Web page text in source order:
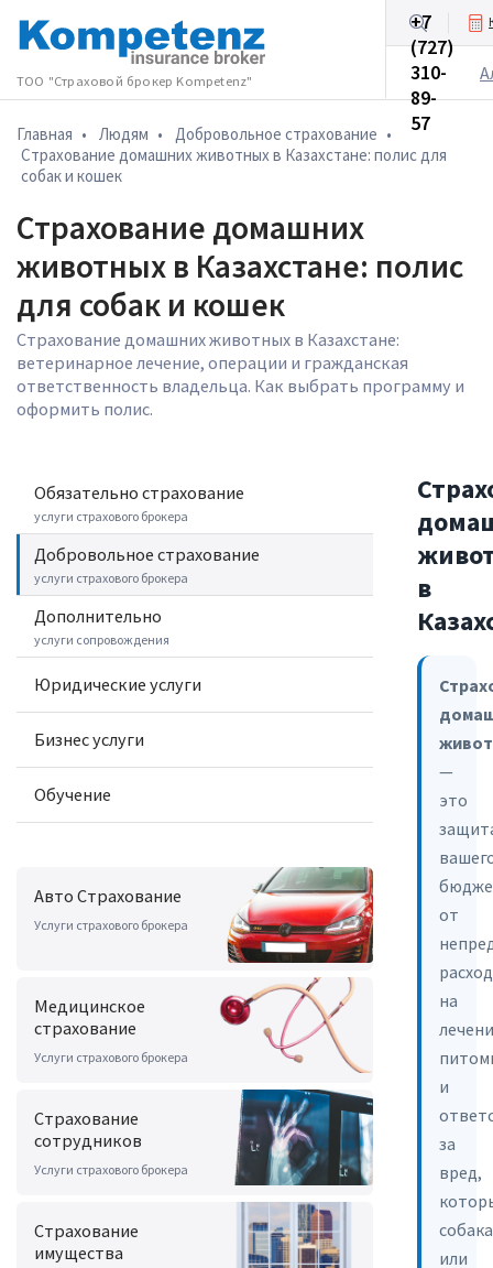
ТОО "Страховой брокер Kompetenz"
Бизнесу
+7
(727)
310-
89-
57
Главная • Людям • Добровольное cтрахование •
Страхование домашних животных в Казахстане: полис для
собак и кошек
Страхование домашних
животных в Казахстане: полис
для собак и кошек
Страхование домашних животных в Казахстане:
ветеринарное лечение, операции и гражданская
ответственность владельца. Как выбрать программу и
оформить полис.
Обязательно страхование
услуги страхового брокера
Добровольное cтрахование
услуги страхового брокера
Дополнительно
услуги сопровождения
Юридические услуги
Бизнес услуги
Обучение
Авто Страхование
Услуги страхового брокера
Медицинское
страхование
Услуги страхового брокера
Страхование
сотрудников
Услуги страхового брокера
Страхование
имущества
в
—
это
от
на
и
за
вред,
собака
или